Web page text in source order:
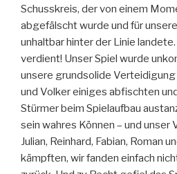
Schusskreis, der von einem
abgefälscht wurde und für
unhaltbar hinter der Linie
verdient! Unser Spiel wurde
unsere grundsolide Verteidigung
und Volker einiges abfischten
Stürmer beim Spielaufbau
sein wahres Können – und unser
Julian, Reinhard, Fabian, Roman
kämpften, wir fanden einfach